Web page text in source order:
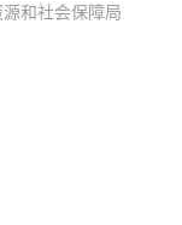
和社会保障局